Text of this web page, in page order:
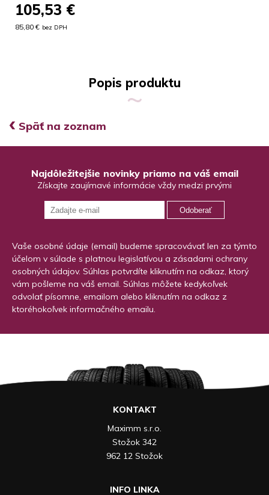
105,53 €
85,80 € bez DPH
Popis produktu
‹ Späť na zoznam
Najdôležitejšie novinky priamo na váš email
Získajte zaujímavé informácie vždy medzi prvými
Odoberať
Vaše osobné údaje (email) budeme spracovávať len za týmto
účelom v súlade s platnou legislatívou a zásadami ochrany
osobných údajov. Súhlas potvrdíte kliknutím na odkaz, ktorý
vám pošleme na váš email. Súhlas môžete kedykoľvek
odvolať písomne, emailom alebo kliknutím na odkaz z
ktoréhokoľvek informačného emailu.
KONTAKT
Maximm s.r.o.
Stožok 342
962 12 Stožok
INFO LINKA